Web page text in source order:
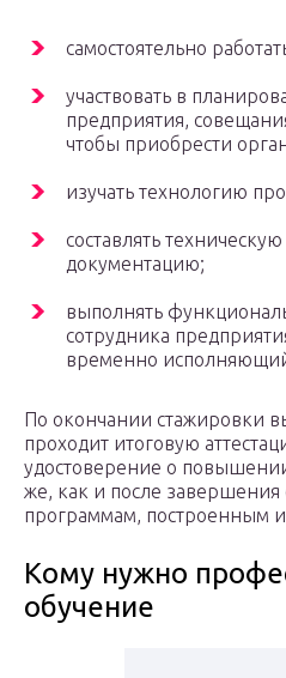
самостоятельно
участвовать в
предприятия,
чтобы приобрести
изучать технологию
составлять
документацию;
выполнять
сотрудника
временно
По окончании стажировки
проходит итоговую
удостоверение о
же, как и после завершения
программам, построенным
Кому нужно
обучение